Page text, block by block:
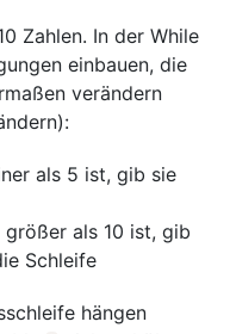
Zahlen. In der While
einbauen, die
verändern
als 5 ist, gib sie
größer als 10 ist, gib
Schleife
hängen